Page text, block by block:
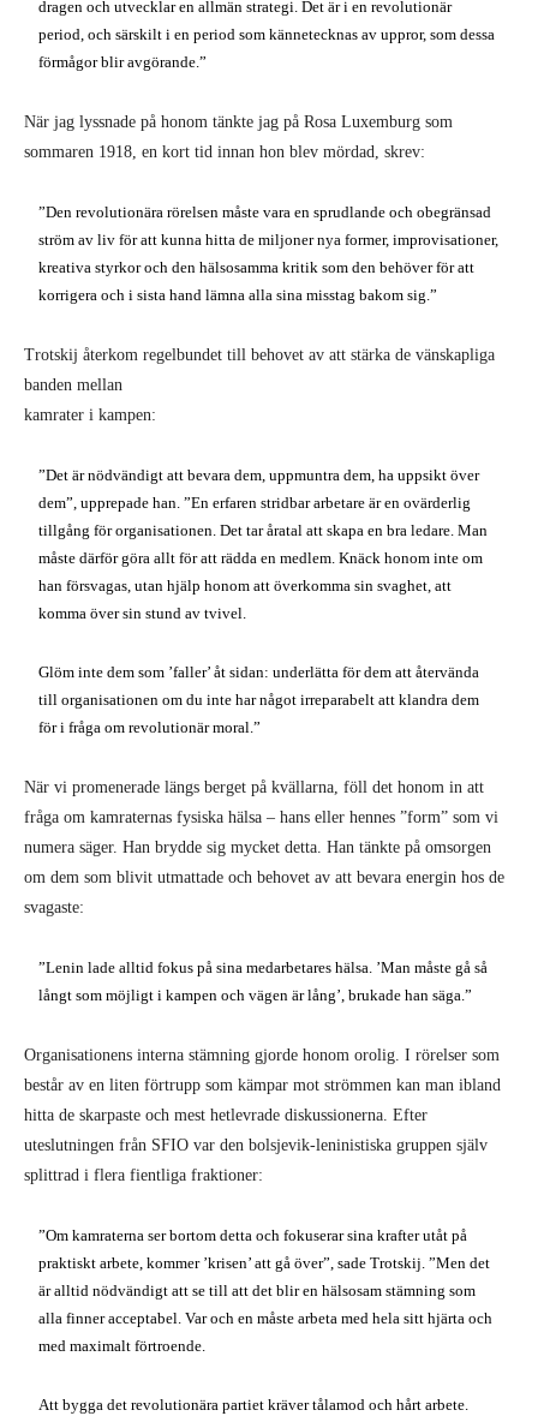
dragen och utvecklar en allmän strategi. Det är i en revolutionär
period, och särskilt i en period som kännetecknas av uppror, som dessa
förmågor blir avgörande.”
När jag lyssnade på honom tänkte jag på Rosa Luxemburg som
sommaren 1918, en kort tid innan hon blev mördad, skrev:
”Den revolutionära rörelsen måste vara en sprudlande och obegränsad
ström av liv för att kunna hitta de miljoner nya former, improvisationer,
kreativa styrkor och den hälsosamma kritik som den behöver för att
korrigera och i sista hand lämna alla sina misstag bakom sig.”
Trotskij återkom regelbundet till behovet av att stärka de vänskapliga
banden mellan
kamrater i kampen:
”Det är nödvändigt att bevara dem, uppmuntra dem, ha uppsikt över
dem”, upprepade han. ”En erfaren stridbar arbetare är en ovärderlig
tillgång för organisationen. Det tar åratal att skapa en bra ledare. Man
måste därför göra allt för att rädda en medlem. Knäck honom inte om
han försvagas, utan hjälp honom att överkomma sin svaghet, att
komma över sin stund av tvivel.
Glöm inte dem som ’faller’ åt sidan: underlätta för dem att återvända
till organisationen om du inte har något irreparabelt att klandra dem
för i fråga om revolutionär moral.”
När vi promenerade längs berget på kvällarna, föll det honom in att
fråga om kamraternas fysiska hälsa – hans eller hennes ”form” som vi
numera säger. Han brydde sig mycket detta. Han tänkte på omsorgen
om dem som blivit utmattade och behovet av att bevara energin hos de
svagaste:
”Lenin lade alltid fokus på sina medarbetares hälsa. ’Man måste gå så
långt som möjligt i kampen och vägen är lång’, brukade han säga.”
Organisationens interna stämning gjorde honom orolig. I rörelser som
består av en liten förtrupp som kämpar mot strömmen kan man ibland
hitta de skarpaste och mest hetlevrade diskussionerna. Efter
uteslutningen från SFIO var den bolsjevik-leninistiska gruppen själv
splittrad i flera fientliga fraktioner:
”Om kamraterna ser bortom detta och fokuserar sina krafter utåt på
praktiskt arbete, kommer ’krisen’ att gå över”, sade Trotskij. ”Men det
är alltid nödvändigt att se till att det blir en hälsosam stämning som
alla finner acceptabel. Var och en måste arbeta med hela sitt hjärta och
med maximalt förtroende.
Att bygga det revolutionära partiet kräver tålamod och hårt arbete.